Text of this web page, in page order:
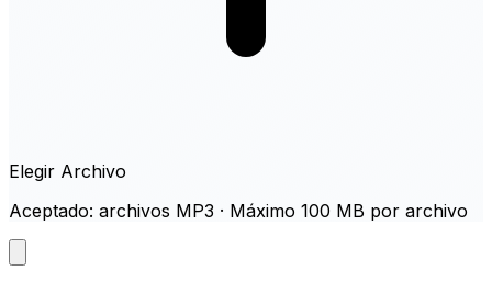
Elegir Archivo
Aceptado: archivos MP3 · Máximo 100 MB por archivo